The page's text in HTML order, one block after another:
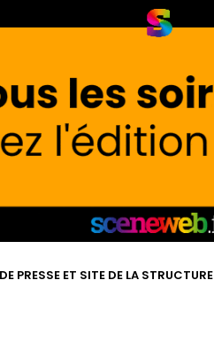
PRESSE ET SITE DE LA STRUCTURE